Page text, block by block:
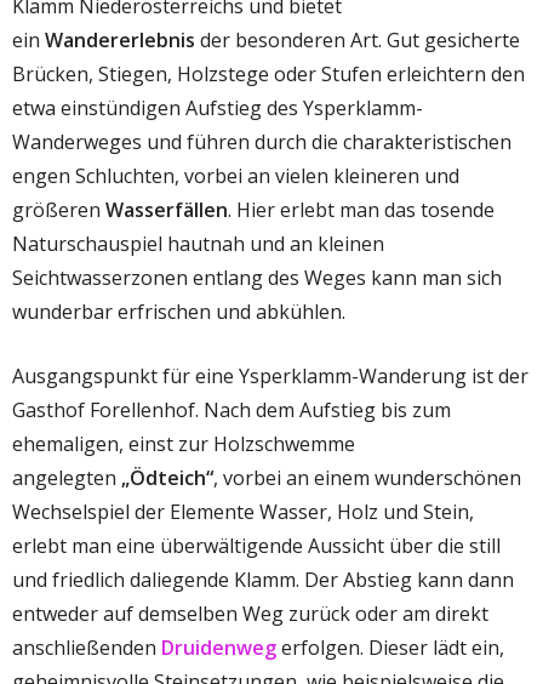
Klamm Niederösterreichs und bietet
ein Wandererlebnis der besonderen Art. Gut gesicherte
Brücken, Stiegen, Holzstege oder Stufen erleichtern den
etwa einstündigen Aufstieg des Ysperklamm-
Wanderweges und führen durch die charakteristischen
engen Schluchten, vorbei an vielen kleineren und
größeren Wasserfällen. Hier erlebt man das tosende
Naturschauspiel hautnah und an kleinen
Seichtwasserzonen entlang des Weges kann man sich
wunderbar erfrischen und abkühlen.
Ausgangspunkt für eine Ysperklamm-Wanderung ist der
Gasthof Forellenhof. Nach dem Aufstieg bis zum
ehemaligen, einst zur Holzschwemme
angelegten „Ödteich“, vorbei an einem wunderschönen
Wechselspiel der Elemente Wasser, Holz und Stein,
erlebt man eine überwältigende Aussicht über die still
und friedlich daliegende Klamm. Der Abstieg kann dann
entweder auf demselben Weg zurück oder am direkt
anschließenden Druidenwegerfolgen. Dieser lädt ein,